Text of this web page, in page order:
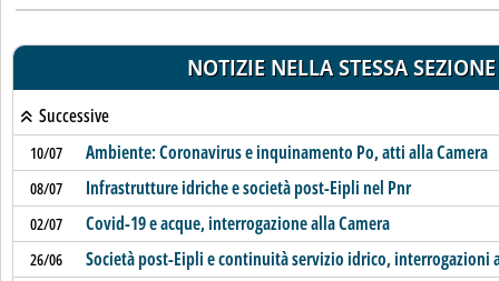
NOTIZIE NELLA STESSA SEZIONE
Successive
10/07 Ambiente: Coronavirus e inquinamento Po, atti alla Camera
08/07 Infrastrutture idriche e società post-Eipli nel Pnr
02/07 Covid-19 e acque, interrogazione alla Camera
26/06 Società post-Eipli e continuità servizio idrico, interrogazioni